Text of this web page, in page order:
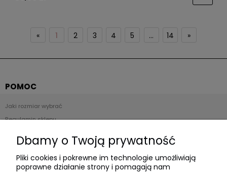
« 1 2 3 4 5 ... 14 »
POMOC
Jaki rozmiar wybrać
Regulamin sklepu
Polityka prywatności
Dbamy o Twoją prywatność
Pliki cookies i pokrewne im technologie umożliwiają
poprawne działanie strony i pomagają nam